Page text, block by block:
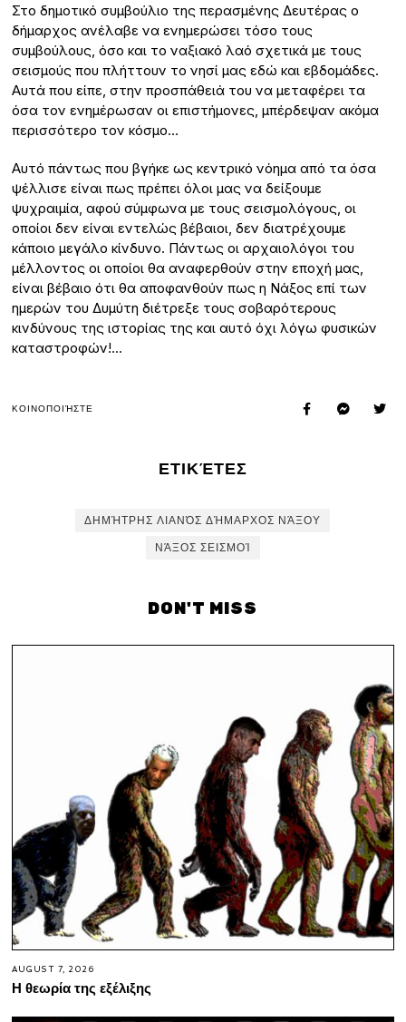
Στο δημοτικό συμβούλιο της περασμένης Δευτέρας ο
δήμαρχος ανέλαβε να ενημερώσει τόσο τους
συμβούλους, όσο και το ναξιακό λαό σχετικά με τους
σεισμούς που πλήττουν το νησί μας εδώ και εβδομάδες.
Αυτά που είπε, στην προσπάθειά του να μεταφέρει τα
όσα τον ενημέρωσαν οι επιστήμονες, μπέρδεψαν ακόμα
περισσότερο τον κόσμο…
Αυτό πάντως που βγήκε ως κεντρικό νόημα από τα όσα
ψέλλισε είναι πως πρέπει όλοι μας να δείξουμε
ψυχραιμία, αφού σύμφωνα με τους σεισμολόγους, οι
οποίοι δεν είναι εντελώς βέβαιοι, δεν διατρέχουμε
κάποιο μεγάλο κίνδυνο. Πάντως οι αρχαιολόγοι του
μέλλοντος οι οποίοι θα αναφερθούν στην εποχή μας,
είναι βέβαιο ότι θα αποφανθούν πως η Νάξος επί των
ημερών του Δυμύτη διέτρεξε τους σοβαρότερους
κινδύνους της ιστορίας της και αυτό όχι λόγω φυσικών
καταστροφών!…
ΚΟΙΝΟΠΟΙΉΣΤΕ
ΕΤΙΚΈΤΕΣ
ΔΗΜΉΤΡΗΣ ΛΙΑΝΌΣ ΔΉΜΑΡΧΟΣ ΝΆΞΟΥ
ΝΆΞΟΣ ΣΕΙΣΜΟΊ
DON'T MISS
AUGUST 7, 2026
Η θεωρία της εξέλιξης